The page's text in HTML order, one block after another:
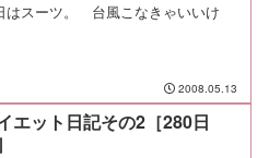
はスーツ。 台風こなきゃいいけ
2008.05.13
エット日記その2［280日